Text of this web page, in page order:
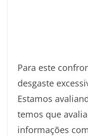
Para este
desgaste
Estamos
temos que
informações